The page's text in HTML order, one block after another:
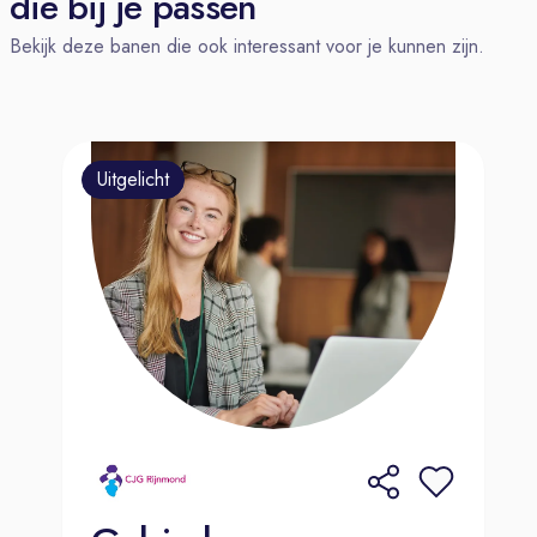
functioneren van de Studio. In nauwe
samenwerking met de Principal
naadloos in de organisatie, mensen
en processen.
In deze rol bouw je aan een Studio
die de standaard zet binnen de
wereldwijze superjachtbouw, met de
volgende resultaatgebieden:
afdelingsdoelstellingen
Realiseert de doelstellingen van de
Studio in lijn met de
Bekijk deze banen die ook interessant voor je kunnen zijn.
Uitgelicht